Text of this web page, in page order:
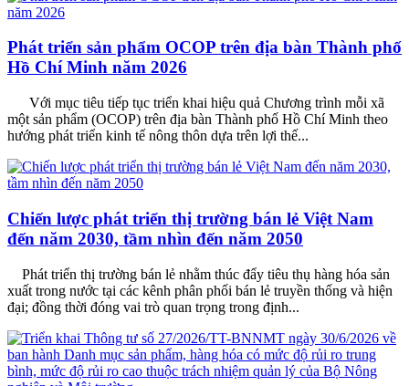
Phát triển sản phẩm OCOP trên địa bàn Thành phố
Hồ Chí Minh năm 2026
Với mục tiêu tiếp tục triển khai hiệu quả Chương trình mỗi xã
một sản phẩm (OCOP) trên địa bàn Thành phố Hồ Chí Minh theo
hướng phát triển kinh tế nông thôn dựa trên lợi thế...
Chiến lược phát triển thị trường bán lẻ Việt Nam
đến năm 2030, tầm nhìn đến năm 2050
Phát triển thị trường bán lẻ nhằm thúc đẩy tiêu thụ hàng hóa sản
xuất trong nước tại các kênh phân phối bán lẻ truyền thống và hiện
đại; đồng thời đóng vai trò quan trọng trong định...